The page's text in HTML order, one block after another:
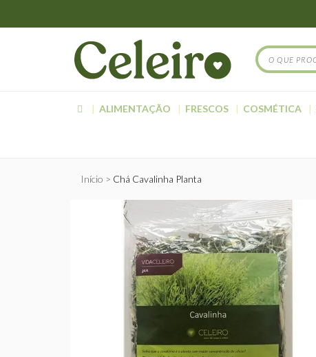
ALIMENTAÇÃO FRESCOS COSMÉTICA
Início Chá Cavalinha Planta